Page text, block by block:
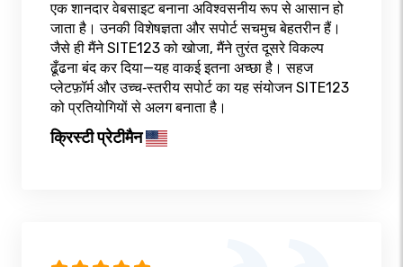
एक शानदार वेबसाइट बनाना अविश्वसनीय रूप से आसान हो
जाता है। उनकी विशेषज्ञता और सपोर्ट सचमुच बेहतरीन हैं।
जैसे ही मैंने SITE123 को खोजा, मैंने तुरंत दूसरे विकल्प
ढूँढना बंद कर दिया—यह वाकई इतना अच्छा है। सहज
प्लेटफ़ॉर्म और उच्च‑स्तरीय सपोर्ट का यह संयोजन SITE123
को प्रतियोगियों से अलग बनाता है।
क्रिस्टी प्रेटीमैन